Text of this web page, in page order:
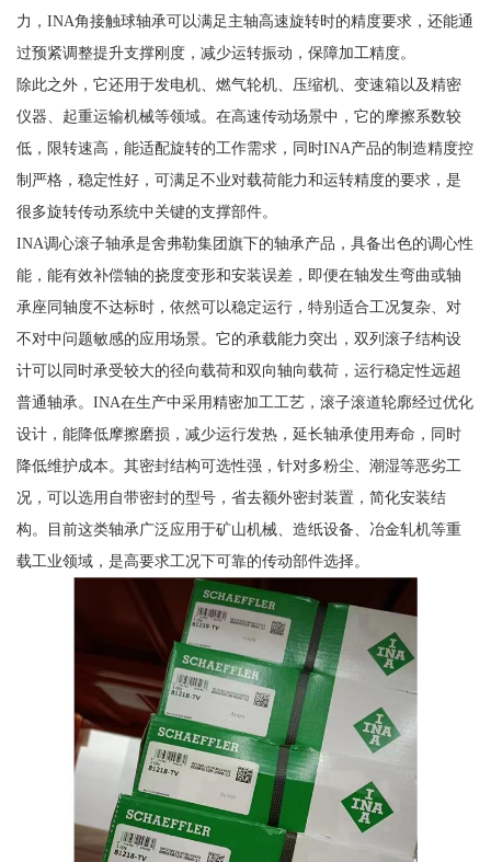
力，INA角接触球轴承可以满足主轴高速旋转时的精度要求，还能通
过预紧调整提升支撑刚度，减少运转振动，保障加工精度。
除此之外，它还用于发电机、燃气轮机、压缩机、变速箱以及精密
仪器、起重运输机械等领域。在高速传动场景中，它的摩擦系数较
低，限转速高，能适配旋转的工作需求，同时INA产品的制造精度控
制严格，稳定性好，可满足不业对载荷能力和运转精度的要求，是
很多旋转传动系统中关键的支撑部件。
INA调心滚子轴承是舍弗勒集团旗下的轴承产品，具备出色的调心性
能，能有效补偿轴的挠度变形和安装误差，即便在轴发生弯曲或轴
承座同轴度不达标时，依然可以稳定运行，特别适合工况复杂、对
不对中问题敏感的应用场景。它的承载能力突出，双列滚子结构设
计可以同时承受较大的径向载荷和双向轴向载荷，运行稳定性远超
普通轴承。INA在生产中采用精密加工工艺，滚子滚道轮廓经过优化
设计，能降低摩擦磨损，减少运行发热，延长轴承使用寿命，同时
降低维护成本。其密封结构可选性强，针对多粉尘、潮湿等恶劣工
况，可以选用自带密封的型号，省去额外密封装置，简化安装结
构。目前这类轴承广泛应用于矿山机械、造纸设备、冶金轧机等重
载工业领域，是高要求工况下可靠的传动部件选择。